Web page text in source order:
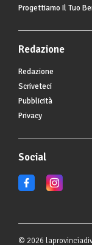
Progettiamo Il Tuo
Redazione
Redazione
Scriveteci
Pubblicità
Privacy
Social
© 2026